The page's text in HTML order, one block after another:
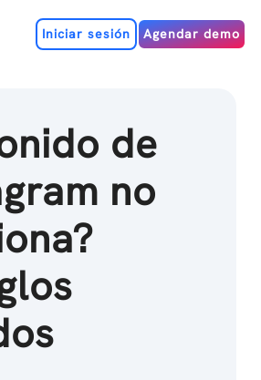
Iniciar sesión Agendar demo
de
no